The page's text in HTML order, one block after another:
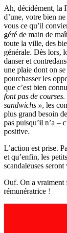
Ah, décidément, la
d’une, votre bien
vous ce qu’il
géré de main de
toute la ville, des
générale. Dès lors,
danser et
une plaie dont on
pourchasser les
que c’est bien
font pas de
sandwichs », les
plus grand besoin
pas puisqu’il n’a –
positive.
L’action est prise.
et qu’enfin, les
scandaleuses seront
Ouf. On a vraiment
rémunératrice !